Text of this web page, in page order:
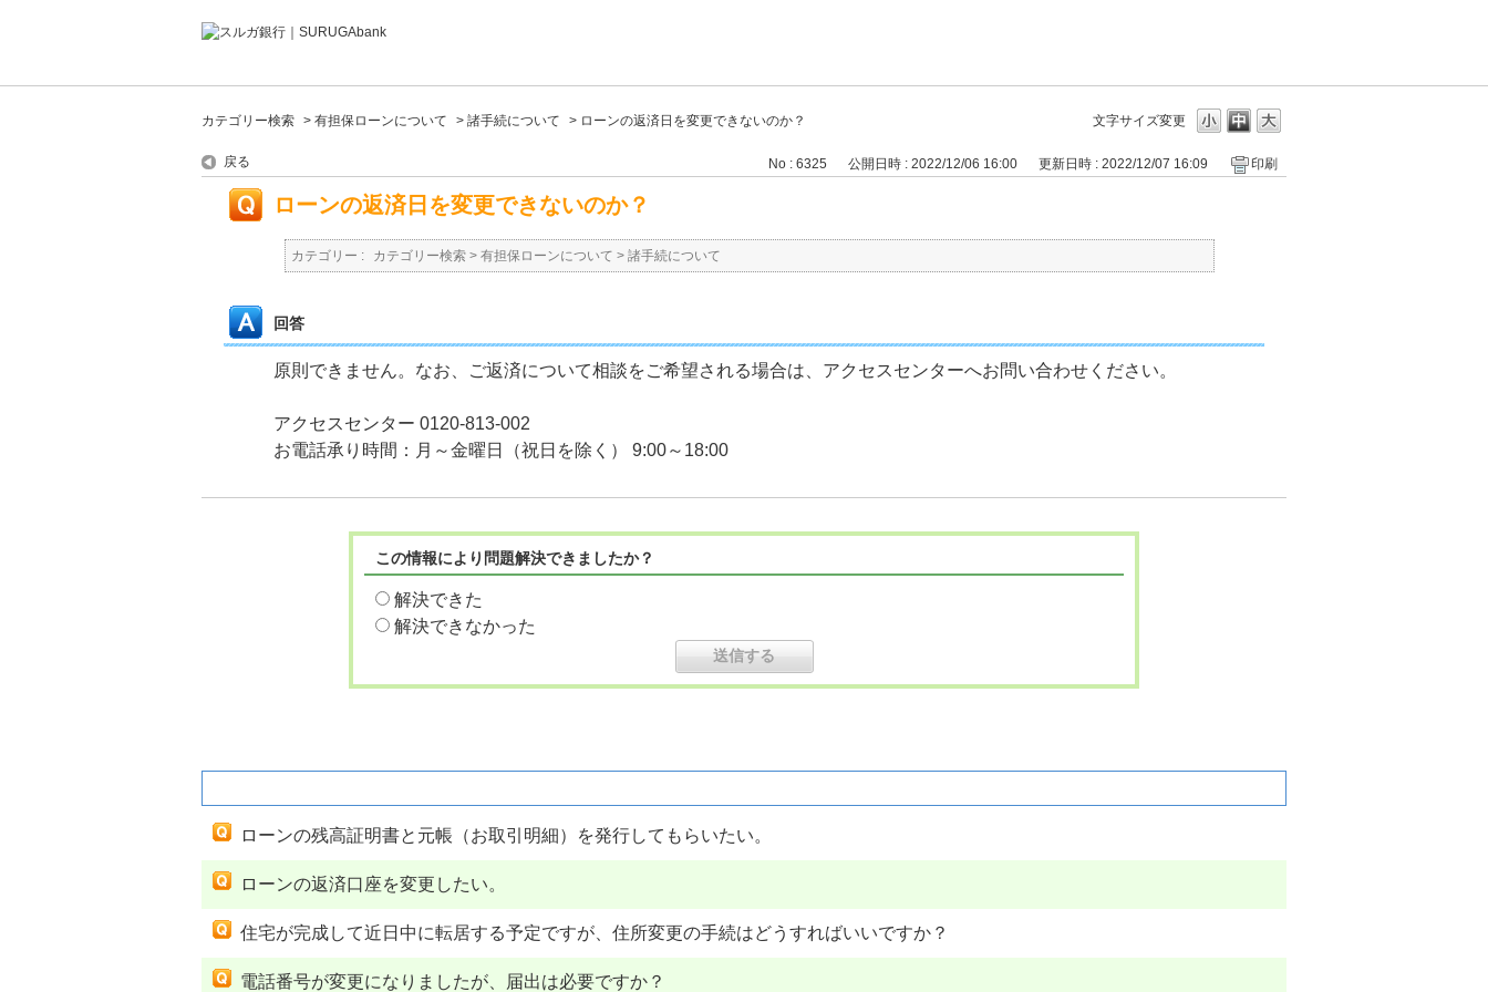
文字サイズ変更
カテゴリー検索 > 有担保ローンについて > 諸手続について > ローンの返済日を変更できないのか？
戻る No : 6325 公開日時 : 2022/12/06 16:00 更新日時 : 2022/12/07 16:09 印刷
ローンの返済日を変更できないのか？
カテゴリー : カテゴリー検索 > 有担保ローンについて > 諸手続について
回答
原則できません。なお、ご返済について相談をご希望される場合は、アクセスセンターへお問い合わせください。
アクセスセンター 0120-813-002
お電話承り時間：月～金曜日（祝日を除く） 9:00～18:00
この情報により問題解決できましたか？
解決できた
解決できなかった
ローンの残高証明書と元帳（お取引明細）を発行してもらいたい。
ローンの返済口座を変更したい。
住宅が完成して近日中に転居する予定ですが、住所変更の手続はどうすればいいですか？
電話番号が変更になりましたが、届出は必要ですか？